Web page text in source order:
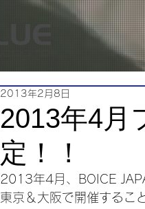
2013年4月
定！！
2013年2月8日
2013年4月、BOICE
東京＆大阪で開催するこ